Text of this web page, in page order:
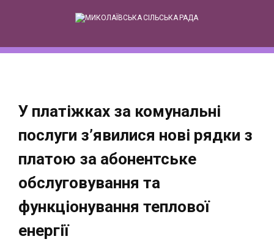
to
У платіжках за комунальні
послуги з’явилися нові рядки з
платою за абонентське
обслуговування та
функціонування теплової
енергії